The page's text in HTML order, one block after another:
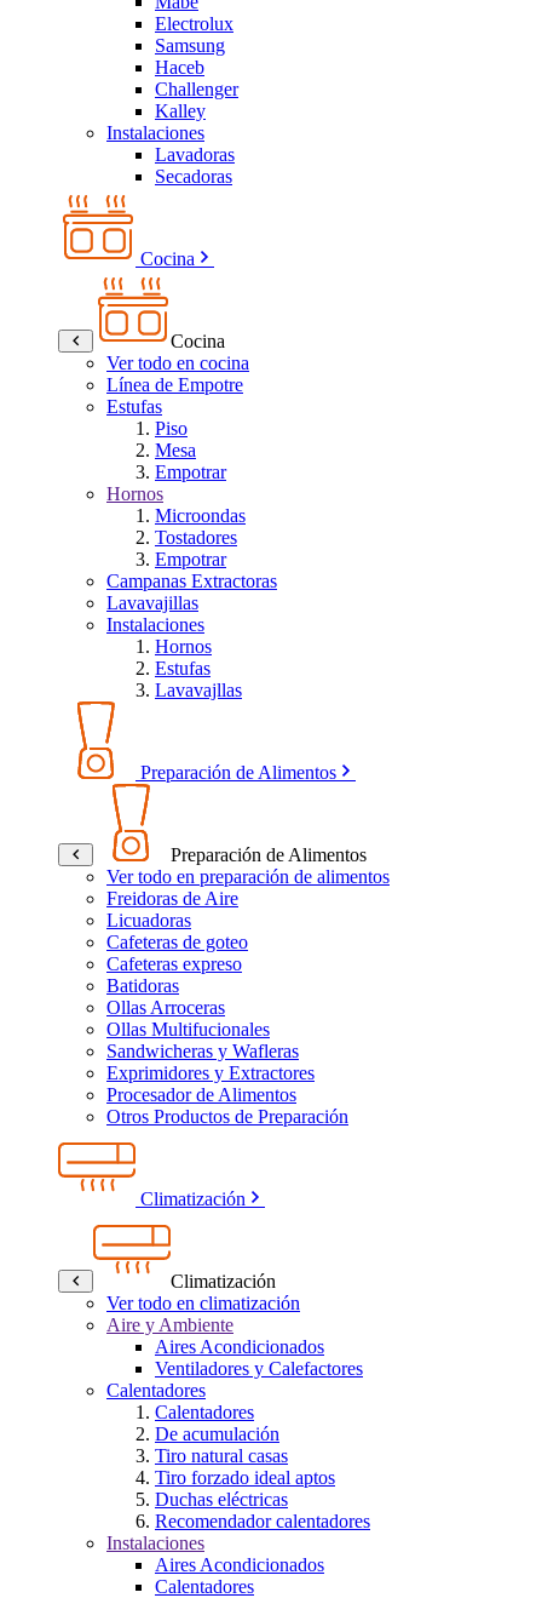
Electrolux
Samsung
Haceb
Challenger
Kalley
Instalaciones
Lavadoras
Secadoras
Cocina
Cocina
Ver todo en cocina
Línea de Empotre
Estufas
Piso
Mesa
Empotrar
Hornos
Microondas
Tostadores
Empotrar
Campanas Extractoras
Lavavajillas
Instalaciones
Hornos
Estufas
Lavavajllas
Preparación de Alimentos
Preparación de Alimentos
Ver todo en preparación de alimentos
Freidoras de Aire
Licuadoras
Cafeteras de goteo
Cafeteras expreso
Batidoras
Ollas Arroceras
Ollas Multifucionales
Sandwicheras y Wafleras
Exprimidores y Extractores
Procesador de Alimentos
Otros Productos de Preparación
Climatización
Climatización
Ver todo en climatización
Aire y Ambiente
Aires Acondicionados
Ventiladores y Calefactores
Calentadores
Calentadores
De acumulación
Tiro natural casas
Tiro forzado ideal aptos
Duchas eléctricas
Recomendador calentadores
Instalaciones
Aires Acondicionados
Calentadores